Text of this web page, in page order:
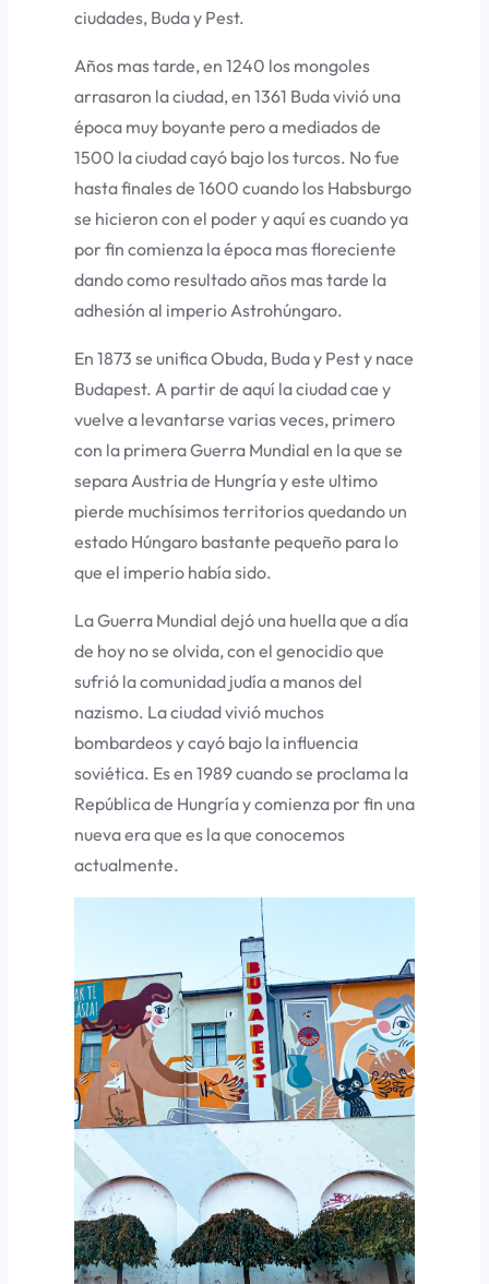
ciudades, Buda y Pest.
Años mas tarde, en 1240 los mongoles
arrasaron la ciudad, en 1361 Buda vivió una
época muy boyante pero a mediados de
1500 la ciudad cayó bajo los turcos. No fue
hasta finales de 1600 cuando los Habsburgo
se hicieron con el poder y aquí es cuando ya
por fin comienza la época mas floreciente
dando como resultado años mas tarde la
adhesión al imperio Astrohúngaro.
En 1873 se unifica Obuda, Buda y Pest y nace
Budapest. A partir de aquí la ciudad cae y
vuelve a levantarse varias veces, primero
con la primera Guerra Mundial en la que se
separa Austria de Hungría y este ultimo
pierde muchísimos territorios quedando un
estado Húngaro bastante pequeño para lo
que el imperio había sido.
La Guerra Mundial dejó una huella que a día
de hoy no se olvida, con el genocidio que
sufrió la comunidad judía a manos del
nazismo. La ciudad vivió muchos
bombardeos y cayó bajo la influencia
soviética. Es en 1989 cuando se proclama la
República de Hungría y comienza por fin una
nueva era que es la que conocemos
actualmente.